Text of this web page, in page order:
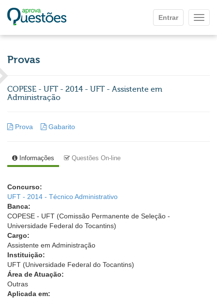
Entrar
Provas
COPESE - UFT - 2014 - UFT - Assistente em
Administração
Prova Gabarito
Informações Questões On-line
Concurso:
UFT - 2014 - Técnico Administrativo
Banca:
COPESE - UFT (Comissão Permanente de Seleção -
Universidade Federal do Tocantins)
Cargo:
Assistente em Administração
Instituição:
UFT (Universidade Federal do Tocantins)
Área de Atuação:
Outras
Aplicada em: